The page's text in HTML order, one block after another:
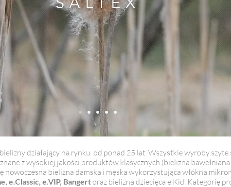
działający na rynku od ponad 25 lat. Wszystkie wyroby szyte
z wysokiej jakości produktów klasycznych (bielizna
nowoczesna bielizna damska i męska wykorzystująca włókna
e.Classic, e.VIP, Bangertoraz bielizna dziecięca e.Kid. Kategorię